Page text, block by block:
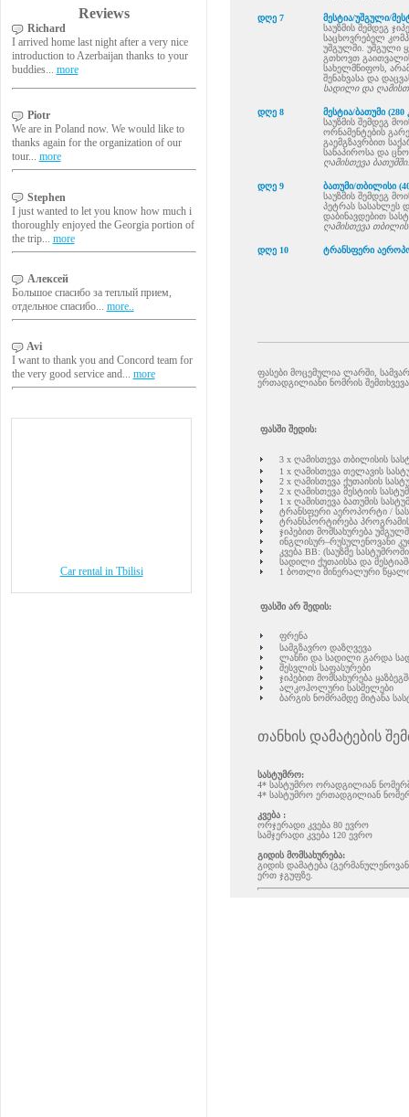
Reviews
Richard
I arrived home last night after a very nice
introduction to Azerbaijan thanks to your
buddies... more
Piotr
We are in Poland now. We would like to
thanks again for the organization of our
tour... more
Stephen
I just wanted to let you know how much i
thoroughly enjoyed the Georgia portion of
the trip... more
Алексей
Большое спасибо за теплый прием,
отдельное спасибо... more..
Avi
I want to thank you and Concord team for
the very good service and... more
Car rental in Tbilisi
დღე 7
მესტია/უშგული/
საუზმის შემდეგ
საცხოვრებელ
უშგულში. უშგული
გთხოვთ
სახელმწიფოს,
შენახვასა და
სადილი და
დღე 8
მესტია/ბათუმი (280
საუზმის შემდეგ
ორნამენტების
გაემგზავრბით
სანაპიროსა და
ღამისთევა ბათუმში.
დღე 9
ბათუმი/თბილისი
საუზმის შემდეგ
პეტრას სასახლეს
დაბინავდებით
ღამისთევა
დღე 10 ტრანსფერი
ფასები მოცემულია ლარში,
ერთადგილიანი ნომრის
ფასში შედის:
3 x ღამისთევა თბილისის
1 x ღამისთევა თელავის
2 x ღამისთევა ქუთაისის
2 x ღამისთევა მესტიის
1 x ღამისთევა ბათუმის
ტრანსფერი აეროპორტი /
ტრანსპორტირება
ჯიპებით მომსახურება
ინგლისურ–რუსულენოვანი
კვება BB: (საუზმე
სადილი ქუთაისსა და
1 ბოთლი მინერალური
ფასში არ შედის:
ფრენა
სამგზავრო დაზღვევა
ლანჩი და სადილი გარდა
შესვლის საფასურები
ჯიპებით მომსახურება
ალკოჰოლური სასმელები
ბარგის ნომრამდე მიტანა
თანხის დამატების
სასტუმრო:
4* სასტუმრო ორადგილიან
4* სასტუმრო ერთადგილიან
კვება :
ორჯერადი კვება 80 ევრო
სამჯერადი კვება 120 ევრო
გიდის მომსახურება:
გიდის დამატება
ერთ ჯგუფზე.